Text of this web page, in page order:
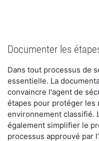
Documenter les
​Dans tout processus de
essentielle. La
convaincre l'agent de
étapes pour protéger les
environnement classifié.
également simplifier le
processus approuvé par